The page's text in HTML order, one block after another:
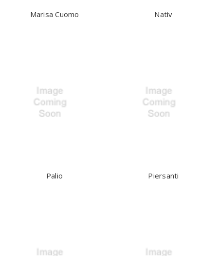
Marisa Cuomo Nativ
Palio Piersanti